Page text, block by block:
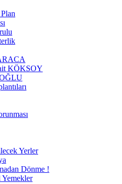
KÖKSOY
Yerler
Dönme !
Yemekler